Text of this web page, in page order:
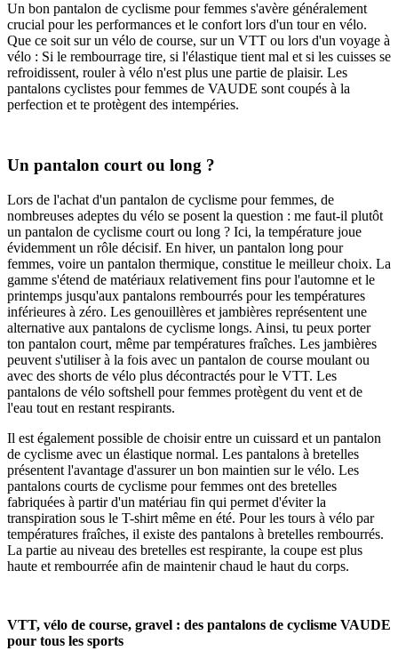
Un bon pantalon de cyclisme pour femmes s'avère généralement
crucial pour les performances et le confort lors d'un tour en vélo.
Que ce soit sur un vélo de course, sur un VTT ou lors d'un voyage à
vélo : Si le rembourrage tire, si l'élastique tient mal et si les cuisses se
refroidissent, rouler à vélo n'est plus une partie de plaisir. Les
pantalons cyclistes pour femmes de VAUDE sont coupés à la
perfection et te protègent des intempéries.
Un pantalon court ou long ?
Lors de l'achat d'un pantalon de cyclisme pour femmes, de
nombreuses adeptes du vélo se posent la question : me faut-il plutôt
un pantalon de cyclisme court ou long ? Ici, la température joue
évidemment un rôle décisif. En hiver, un pantalon long pour
femmes, voire un pantalon thermique, constitue le meilleur choix. La
gamme s'étend de matériaux relativement fins pour l'automne et le
printemps jusqu'aux pantalons rembourrés pour les températures
inférieures à zéro. Les genouillères et jambières représentent une
alternative aux pantalons de cyclisme longs. Ainsi, tu peux porter
ton pantalon court, même par températures fraîches. Les jambières
peuvent s'utiliser à la fois avec un pantalon de course moulant ou
avec des shorts de vélo plus décontractés pour le VTT. Les
pantalons de vélo softshell pour femmes protègent du vent et de
l'eau tout en restant respirants.
Il est également possible de choisir entre un cuissard et un pantalon
de cyclisme avec un élastique normal. Les pantalons à bretelles
présentent l'avantage d'assurer un bon maintien sur le vélo. Les
pantalons courts de cyclisme pour femmes ont des bretelles
fabriquées à partir d'un matériau fin qui permet d'éviter la
transpiration sous le T-shirt même en été. Pour les tours à vélo par
températures fraîches, il existe des pantalons à bretelles rembourrés.
La partie au niveau des bretelles est respirante, la coupe est plus
haute et rembourrée afin de maintenir chaud le haut du corps.
VTT, vélo de course, gravel : des pantalons de cyclisme VAUDE
pour tous les sports